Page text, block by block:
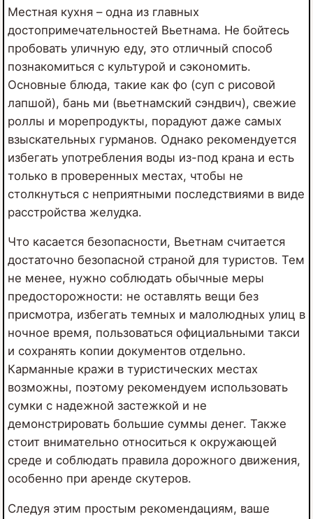
Местная кухня – одна из главных
достопримечательностей Вьетнама. Не бойтесь
пробовать уличную еду, это отличный способ
познакомиться с культурой и сэкономить.
Основные блюда, такие как фо (суп с рисовой
лапшой), бань ми (вьетнамский сэндвич), свежие
роллы и морепродукты, порадуют даже самых
взыскательных гурманов. Однако рекомендуется
избегать употребления воды из-под крана и есть
только в проверенных местах, чтобы не
столкнуться с неприятными последствиями в виде
расстройства желудка.
Что касается безопасности, Вьетнам считается
достаточно безопасной страной для туристов. Тем
не менее, нужно соблюдать обычные меры
предосторожности: не оставлять вещи без
присмотра, избегать темных и малолюдных улиц в
ночное время, пользоваться официальными такси
и сохранять копии документов отдельно.
Карманные кражи в туристических местах
возможны, поэтому рекомендуем использовать
сумки с надежной застежкой и не
демонстрировать большие суммы денег. Также
стоит внимательно относиться к окружающей
среде и соблюдать правила дорожного движения,
особенно при аренде скутеров.
Следуя этим простым рекомендациям, ваше